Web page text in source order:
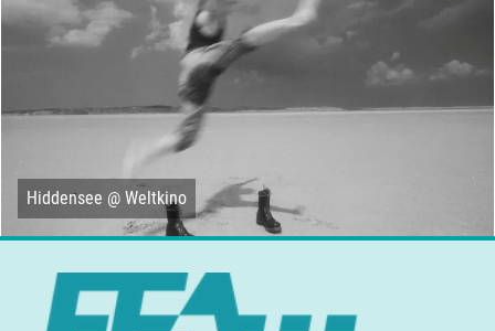
Hiddensee @ Weltkino